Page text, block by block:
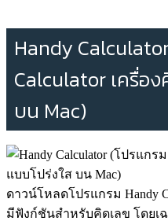
Handy
Calculator เครื่อ
บน Mac)
ดาวน์โหลดโปรแกรม Handy
มีฟังก์ชันสำหรับคิดเลข โดย